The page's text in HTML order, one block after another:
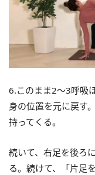
6.このまま2～3呼吸
身の位置を元に戻す
持ってくる。
続いて、右足を後ろ
る。続けて、「片足